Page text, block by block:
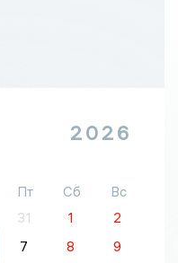
2026
Пт Сб
Вс
31 1
2
7 8 9